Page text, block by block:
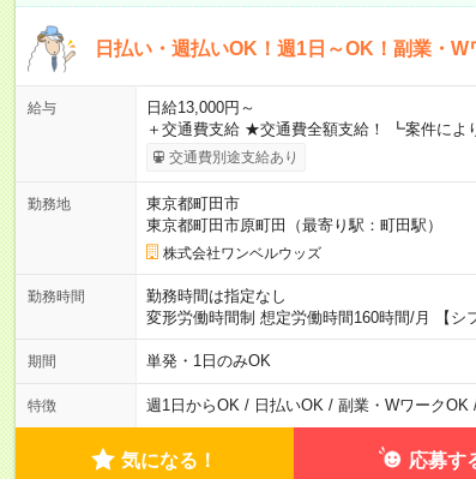
日払い・週払いOK！週1日～OK！副業・W
給与
日給13,000円～
＋交通費支給 ★交通費全額支給！ ┗案件に
交通費別途支給あり
勤務地
東京都町田市
東京都町田市原町田（最寄り駅：町田駅）
株式会社ワンベルウッズ
勤務時間
勤務時間は指定なし
変形労働時間制 想定労働時間160時間/月 【シ
期間 単発・1日のみOK
特徴 週1日からOK / 日払いOK / 副業・WワークOK
気になる！ 応募す